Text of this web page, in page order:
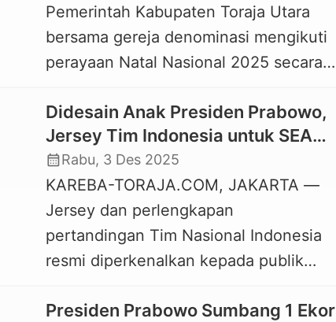
pihak keluarga Almarhumah Yohana
Sattu Ta’bilangi yang diwakili oleh
Bertha Rante dan Piter Lande’
[…]
Pemerintah Kabupaten Toraja Utara
bersama gereja denominasi mengikuti
perayaan Natal Nasional 2025 secara
Toraja Jemaat Rantepao, Senin, 5
Januari 2026. Usai perayaan Natal
Nasional yang digelar di Gedung
Tennis Indoor Senayan Jakarta dan
dihadiri langsung Presiden Prabowo
Subianto itu, salah satu Panitia Natal
Nasional, Benyamin Patondok
Didesain Anak Presiden Prabowo,
Jersey Tim Indonesia untuk SEA
Games 2025 Bermotif Toraja
calendar_monthRabu, 3 Des 2025
KAREBA-TORAJA.COM, JAKARTA —
Jersey dan perlengkapan
pertandingan Tim Nasional Indonesia
resmi diperkenalkan kepada publik
bermotif Toraja ini akan digunakan
Presiden Prabowo Sumbang 1 Ekor